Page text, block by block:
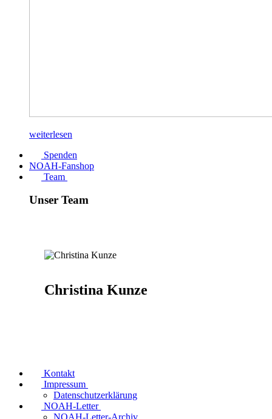
weiterlesen
Spenden
NOAH-Fanshop
Team
Unser Team
Christina Kunze
Kontakt
Impressum
Datenschutzerklärung
NOAH-Letter
NOAH-Letter-Archiv